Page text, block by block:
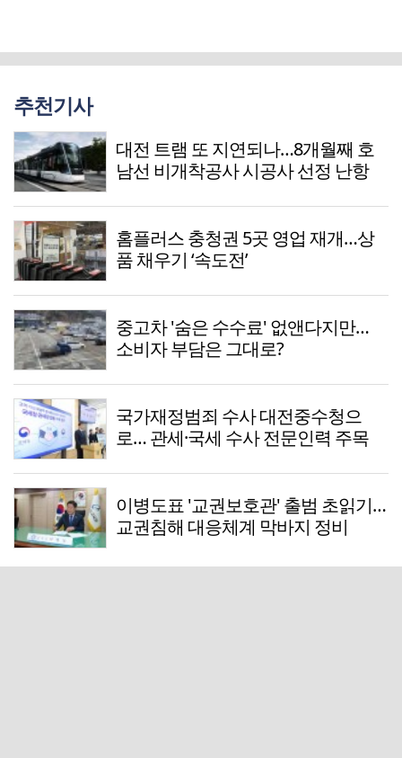
추천기사
대전 트램 또 지연되나…8개월째 호
남선 비개착공사 시공사 선정 난항
홈플러스 충청권 5곳 영업 재개…상
품 채우기 ‘속도전’
중고차 '숨은 수수료' 없앤다지만…
소비자 부담은 그대로?
국가재정범죄 수사 대전중수청으
로… 관세·국세 수사 전문인력 주목
이병도표 '교권보호관' 출범 초읽기…
교권침해 대응체계 막바지 정비